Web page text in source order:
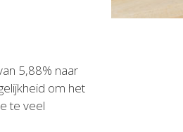
5,88% naar
om het
te veel